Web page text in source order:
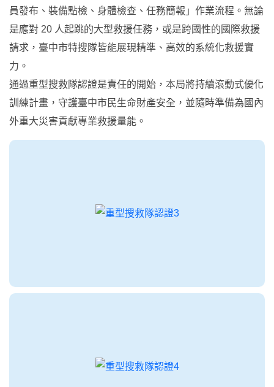
員發布、裝備點檢、身體檢查、任務簡報」作業流程。無論
是應對 20 人起跳的大型救援任務，或是跨國性的國際救援
請求，臺中市特搜隊皆能展現精準、高效的系統化救援實
力。
通過重型搜救隊認證是責任的開始，本局將持續滾動式優化
訓練計畫，守護臺中市民生命財產安全，並隨時準備為國內
外重大災害貢獻專業救援量能。